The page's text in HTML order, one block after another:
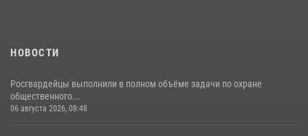
НОВОСТИ
Росгвардейцы выполнили в полном объёме задачи по охране
общественного...
06 августа 2026, 08:48